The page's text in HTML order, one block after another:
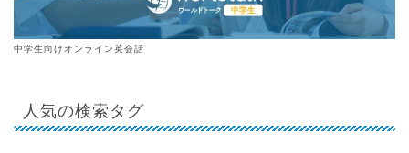
中学生向けオンライン英会話
人気の検索タグ